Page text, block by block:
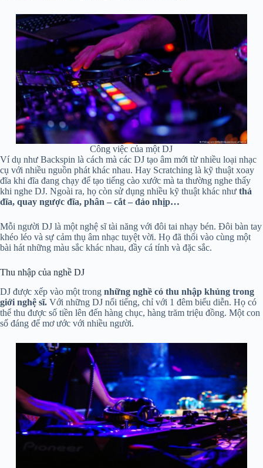
Công việc của một DJ
Ví dụ như Backspin là cách mà các DJ tạo âm mới từ nhiều loại nhạc
cụ với nhiều nguồn phát khác nhau. Hay Scratching là kỹ thuật xoay
đĩa khi đĩa đang chạy để tạo tiếng cào xước mà ta thường nghe thấy
khi nghe DJ. Ngoài ra, họ còn sử dụng nhiều kỹ thuật khác như thả
đĩa, quay ngược đĩa, phân – cắt – đảo nhịp…
Mỗi người DJ là một nghệ sĩ tài năng với đôi tai nhạy bén. Đôi bàn tay
khéo léo và sự cảm thụ âm nhạc tuyệt vời. Họ đã thổi vào cùng một
bài hát những màu sắc khác nhau, đầy cá tính và đặc sắc.
Thu nhập của nghề DJ
DJ được xếp vào một trong những nghề có thu nhập khủng trong
giới nghệ sĩ. Với những DJ nổi tiếng, chỉ với 1 đêm biểu diễn. Họ có
thể thu được số tiền lên đến hàng chục, hàng trăm triệu đồng. Một con
số đáng để mơ ước với nhiều người.